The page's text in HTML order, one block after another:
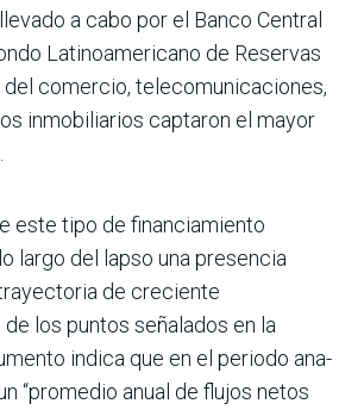
a cabo por el Banco Central
Latinoamericano de Reservas
comercio, telecomuni­caciones,
inmobiliarios captaron el mayor
este tipo de financiamiento
largo del lapso una presencia
de cre­ciente
los puntos señalados en la
indica que en el periodo ana­
“pro­medio anual de flujos netos